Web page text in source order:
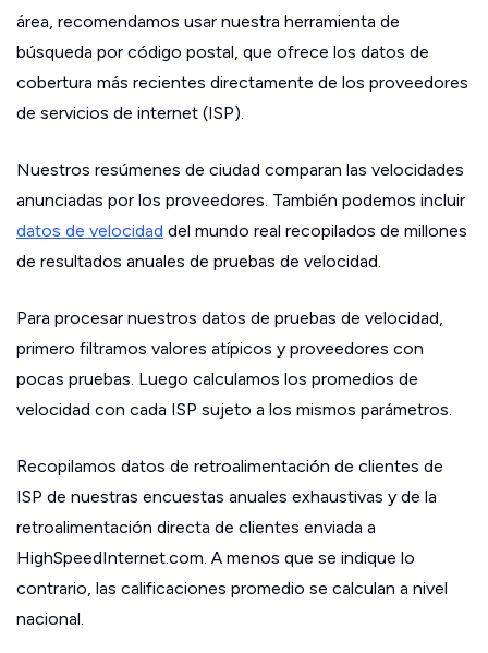
área, recomendamos usar nuestra herramienta de
búsqueda por código postal, que ofrece los datos de
cobertura más recientes directamente de los proveedores
de servicios de internet (ISP).
Nuestros resúmenes de ciudad comparan las velocidades
anunciadas por los proveedores. También podemos incluir
datos de velocidad del mundo real recopilados de millones
de resultados anuales de pruebas de velocidad.
Para procesar nuestros datos de pruebas de velocidad,
primero filtramos valores atípicos y proveedores con
pocas pruebas. Luego calculamos los promedios de
velocidad con cada ISP sujeto a los mismos parámetros.
Recopilamos datos de retroalimentación de clientes de
ISP de nuestras encuestas anuales exhaustivas y de la
retroalimentación directa de clientes enviada a
HighSpeedInternet.com. A menos que se indique lo
contrario, las calificaciones promedio se calculan a nivel
nacional.